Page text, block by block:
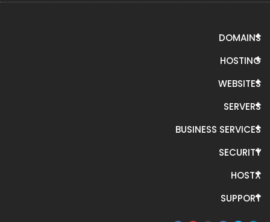
DOMAINS
HOSTING
WEBSITES
SERVERS
BUSINESS SERVICES
SECURITY
HOSTX
SUPPORT